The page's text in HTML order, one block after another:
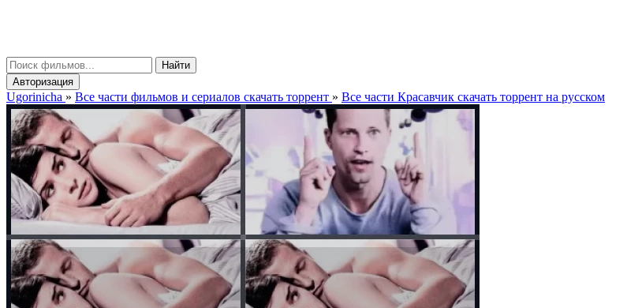
Найти
Авторизация
Ugorinicha » Все части фильмов и сериалов скачать торрент » Все части Красавчик скачать торрент на русском